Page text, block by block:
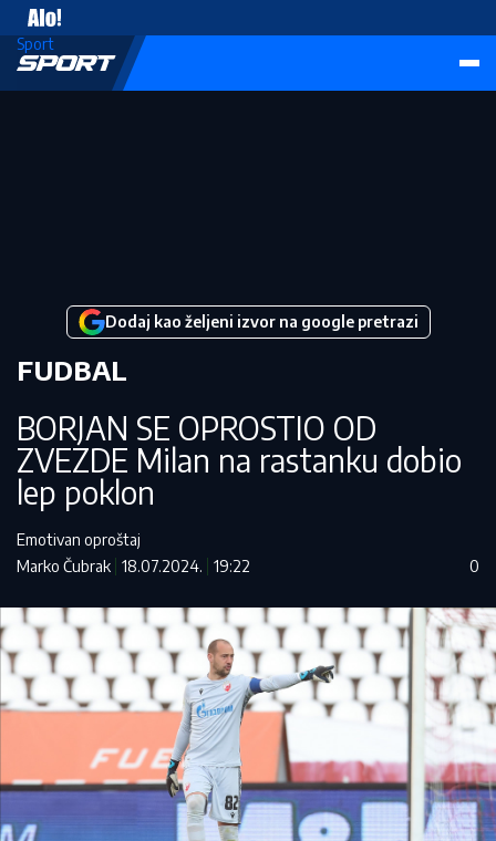
Vesti
Sport
Dodaj kao željeni izvor na google pretrazi
FUDBAL
BORJAN SE OPROSTIO OD
ZVEZDE Milan na rastanku dobio
lep poklon
Emotivan oproštaj
Marko Čubrak 18.07.2024. 19:22 0